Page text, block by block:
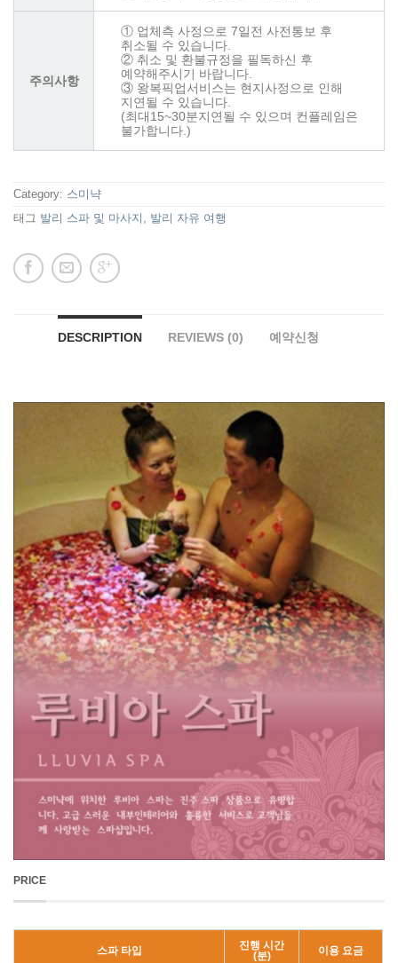
주의사항
① 업체측 사정으로 7일전 사전통보 후
취소될 수 있습니다.
② 취소 및 환불규정을 필독하신 후
예약해주시기 바랍니다.
③ 왕복픽업서비스는 현지사정으로 인해
지연될 수 있습니다.
(최대15~30분지연될 수 있으며 컨플레임은
불가합니다.)
Category: 스미냑
태그 발리 스파 및 마사지 , 발리 자유 여행
DESCRIPTION REVIEWS (0) 예약신청
PRICE
스파 타입
진행 시간
(분)
이용 요금